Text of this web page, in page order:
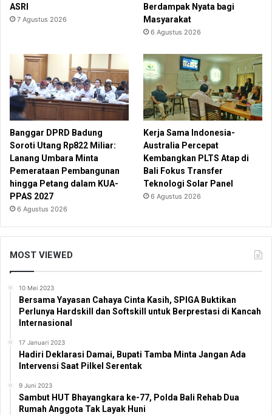
ASRI
7 Agustus 2026
Berdampak Nyata bagi
Masyarakat
6 Agustus 2026
Banggar DPRD Badung
Soroti Utang Rp822 Miliar:
Lanang Umbara Minta
Pemerataan Pembangunan
hingga Petang dalam KUA-
PPAS 2027
6 Agustus 2026
Kerja Sama Indonesia-
Australia Percepat
Kembangkan PLTS Atap di
Bali Fokus Transfer
Teknologi Solar Panel
6 Agustus 2026
MOST VIEWED
10 Mei 2023
Bersama Yayasan Cahaya Cinta Kasih, SPIGA Buktikan
Perlunya Hardskill dan Softskill untuk Berprestasi di Kancah
Internasional
17 Januari 2023
Hadiri Deklarasi Damai, Bupati Tamba Minta Jangan Ada
Intervensi Saat Pilkel Serentak
9 Juni 2023
Sambut HUT Bhayangkara ke-77, Polda Bali Rehab Dua
Rumah Anggota Tak Layak Huni